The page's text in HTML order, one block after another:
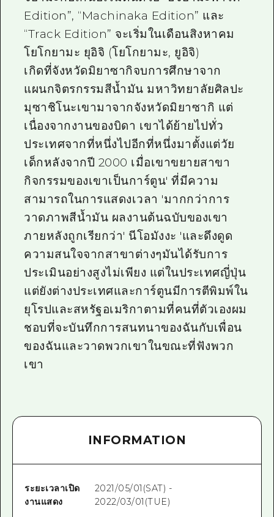
Edition”, “Machinaka Edition” และ
“Track Edition” จะเริ่มในเดือนสิงหาคม
โยโกยามะ ยุอิจิ (โยโกยามะ, ยูอิจิ)
เกิดที่จังหวัดมิยาซากิจบการศึกษาจาก
แผนกจิตรกรรมสีน้ำมัน มหาวิทยาลัยศิลปะ
มุซาชิโนะเขามาจากจังหวัดมิยาซากิ แต่
เนื่องจากงานของบิดา เขาได้ย้ายไปทั่ว
ประเทศจากที่หนึ่งไปอีกที่หนึ่งมาตั้งแต่วัย
เด็กหลังจากปี 2000 เมื่อเขาขยายสาขา
กิจกรรมของเขาเป็นการ์ตูน' ที่มีความ
สามารถในการแสดงเวลา 'มากกว่าการ
วาดภาพสีน้ำมัน ผลงานต้นฉบับของเขา
ภายหลังถูกเรียกว่า' นีโอมังงะ 'และดึงดูด
ความสนใจจากสาขาต่างๆมันได้รับการ
ประเมินอย่างสูงไม่เพียง แต่ในประเทศญี่ปุ่น
แต่ยังต่างประเทศและการ์ตูนมีการตีพิมพ์ใน
ยุโรปและสหรัฐอเมริกาตามที่คนที่ตัวเองผม
ชอบที่จะบันทึกการสนทนาของฉันกับเพื่อน
ของฉันและวาดพวกเขาในขณะที่ฟังพวก
เขา
INFORMATION
ระยะเวลาเปิด
งานแสดง
2021/05/01(SAT) -
2022/03/01(TUE)